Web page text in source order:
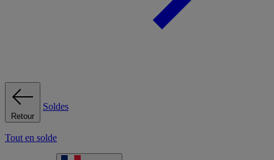
Retour
Soldes
Tout en solde